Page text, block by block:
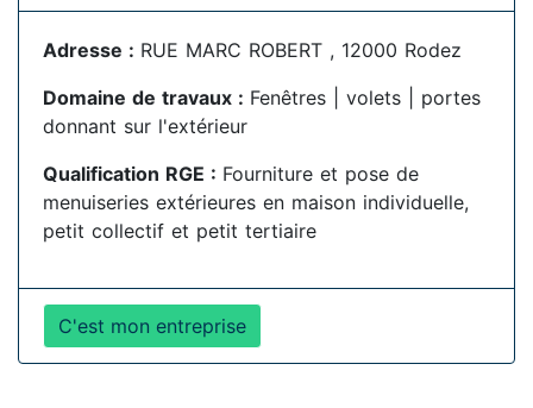
Adresse : RUE MARC ROBERT , 12000 Rodez
Domaine de travaux : Fenêtres | volets | portes
donnant sur l'extérieur
Qualification RGE : Fourniture et pose de
menuiseries extérieures en maison individuelle,
petit collectif et petit tertiaire
C'est mon entreprise